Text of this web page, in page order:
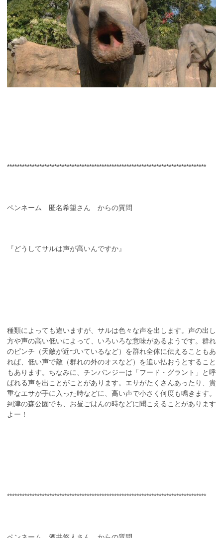
********************************************************************************
ペンネーム 匿名希望さん からの質問
『どうしてサルは声が高いんですか』
種類によっても違いますが、サルは色々な声を出します。声の出し
方や声の高い低いによって、いろいろな意味があるようです。群れ
のピンチ（天敵が近づいているなど）を群れ全体に伝えることもあ
れば、低い声で敵（群れの外のオスなど）を追い払おうとすること
もあります。ちなみに、チンパンジーは「フード・グラント」と呼
ばれる声を出ことがことがあります。エサがたくさんあったり、貴
重なエサが手に入った時などに、高い声で小さく何度も鳴きます。
到津の森公園でも、お昼ごはんの時などに聞こえることがあります
よー！
********************************************************************************